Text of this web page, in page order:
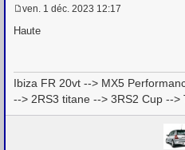
e
g
e
ven. 1 déc. 2023 12:17
Haute
Ibiza FR 20vt --> MX5
--> 2RS3 titane --> 3RS2 Cup --